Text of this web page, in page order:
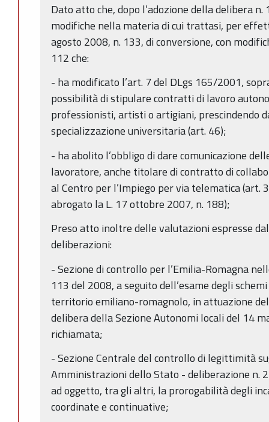
Dato atto che, dopo l’adozione della delibera
modifiche nella materia di cui trattasi, per
agosto 2008, n. 133, di conversione, con
112 che:
- ha modificato l’art. 7 del DLgs 165/2001,
possibilità di stipulare contratti di lavoro
professionisti, artisti o artigiani, prescindendo
specializzazione universitaria (art. 46);
- ha abolito l’obbligo di dare comunicazione
lavoratore, anche titolare di contratto di
al Centro per l’Impiego per via telematica (art.
abrogato la L. 17 ottobre 2007, n. 188);
Preso atto inoltre delle valutazioni espresse
deliberazioni:
- Sezione di controllo per l’Emilia-Romagna
113 del 2008, a seguito dell’esame degli
territorio emiliano-romagnolo, in attuazione
delibera della Sezione Autonomi locali del 14
richiamata;
- Sezione Centrale del controllo di legittimità
Amministrazioni dello Stato - deliberazione n.
ad oggetto, tra gli altri, la prorogabilità degli
coordinate e continuative;